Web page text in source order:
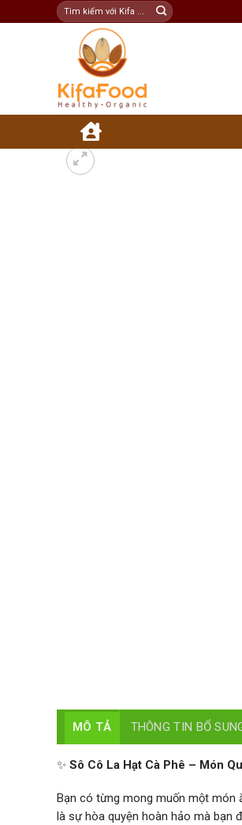
to
Tìm
kiếm:
MÔ TẢ THÔNG TIN BỔ
✨ Sô Cô La Hạt Cà Phê – Món
Bạn có từng mong muốn một món
là sự hòa quyện hoàn hảo mà bạn